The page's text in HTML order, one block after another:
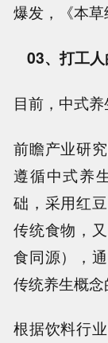
爆发，《本
03、打工
目前，中式
前瞻产业研
遵循中式养
础，采用红
传统食物，
食同源），
传统养生概念
根据饮料行